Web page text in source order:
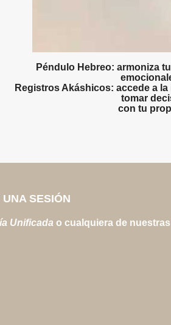
Péndulo Hebreo: armoniza
Registros Akáshicos: accede a
tomar
con tu
SESIÓN
Unificada o cualquiera de